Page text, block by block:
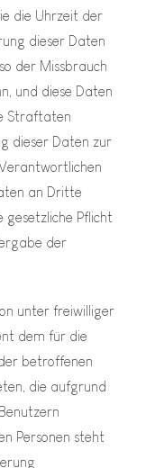
die Uhrzeit der
dieser Daten
der Missbrauch
und diese Daten
Straftaten
dieser Daten zur
an Dritte
Pflicht
der
unter freiwilliger
dem für die
betroffenen
die aufgrund
Personen steht